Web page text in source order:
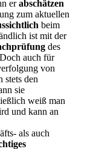
erabschätzen
zum aktuellen
beim
ist mit der
des
auch für
von
stets den
sie
weiß man
und kann an
als auch